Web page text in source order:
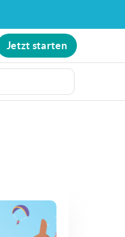
Jetzt starten